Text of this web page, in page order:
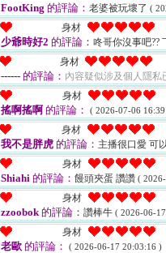
FootKing 的評論： 老婆被玩壞了 (
身材
少爺時好2 的評論： 咚哥你沒事吧??
身材
------ 的評論： 內容疑似涉及個人隱
身材
搖啊搖啊 的評論： ( 2026-07-06
身材
我不是胖虎 的評論： 主播很口愛 可
身材
Shiahi 的評論： 饅頭夾蛋 讚讚 (
身材
zzoobok的評論： 讚棒牛 ( 2026-06-
身材
老歐 的評論： ( 2026-06-17 20:03:16 )